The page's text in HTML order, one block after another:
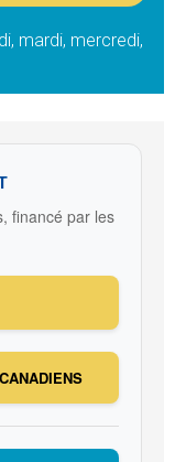
mardi, mercredi,
financé par les